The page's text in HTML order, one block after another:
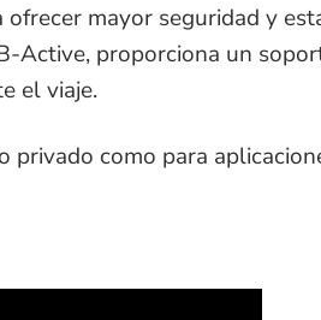
mayor seguridad y
proporciona un
el viaje.
como para